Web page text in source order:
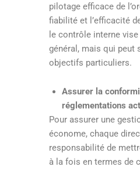
pilotage efficace de
fiabilité et l’efficacité
le contrôle interne
général, mais qui peut
objectifs particuliers.
Assurer la
réglementations
Pour assurer une
économe, chaque
responsabilité de
à la fois en termes de